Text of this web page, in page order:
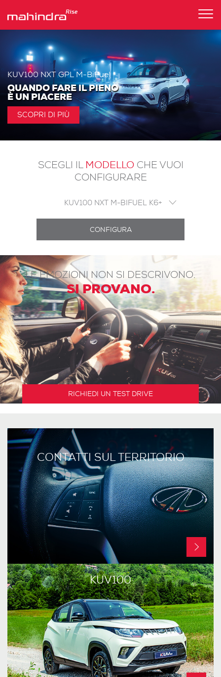
KUV100 NXT GPL M-BiFuel
QUANDO FARE IL PIENO
È UN PIACERE
SCOPRI DI PIÙ
SCEGLI IL MODELLOCHE VUOI
CONFIGURARE
KUV100 NXT M-BIFUEL K6+
LE EMOZIONI NON SI DESCRIVONO.
SI PROVANO.
RICHIEDI UN TEST DRIVE
CONTATTI SUL TERRITORIO
KUV100